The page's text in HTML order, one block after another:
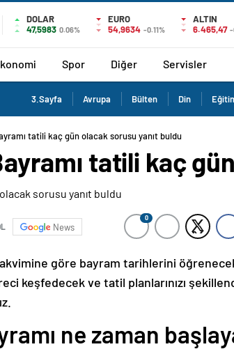
DOLAR
47,5983 0.06%
EURO
54,9634 -0.11%
ALTIN
6.465,47 -
Spor Diğer Servisler
3.Sayfa Avrupa Bülten Din
tatili kaç gün olacak sorusu yanıt buldu
tatili kaç
News
0
göre bayram tarihlerini
keşfedecek ve tatil planlarınızı
ne zaman